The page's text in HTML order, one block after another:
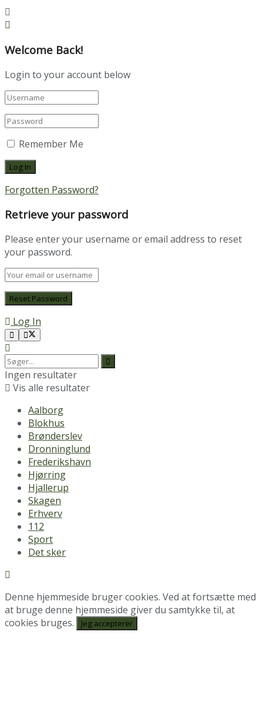
Welcome Back!
Login to your account below
Remember Me
Forgotten Password?
Retrieve your password
Please enter your username or email address to reset
your password.
Log In
Ingen resultater
Vis alle resultater
Aalborg
Blokhus
Brønderslev
Dronninglund
Frederikshavn
Hjørring
Hjallerup
Skagen
Erhverv
112
Sport
Det sker
Denne hjemmeside bruger cookies. Ved at fortsætte med
at bruge denne hjemmeside giver du samtykke til, at
cookies bruges.
Jeg accepterer